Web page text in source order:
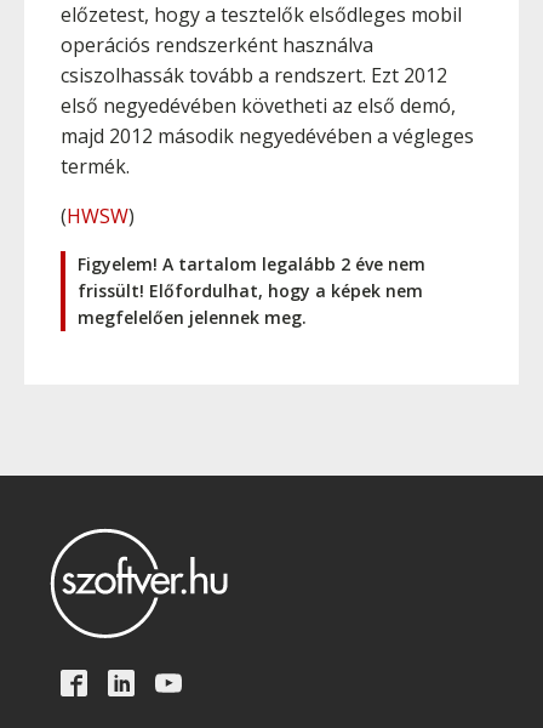
előzetest, hogy a tesztelők elsődleges mobil
operációs rendszerként használva
csiszolhassák tovább a rendszert. Ezt 2012
első negyedévében követheti az első demó,
majd 2012 második negyedévében a végleges
termék.
(HWSW)
Figyelem! A tartalom legalább 2 éve nem
frissült! Előfordulhat, hogy a képek nem
megfelelően jelennek meg.